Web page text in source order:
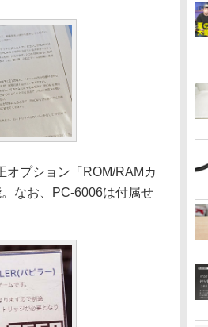
プション「ROM/RAMカ
なお、PC-6006は付属せ